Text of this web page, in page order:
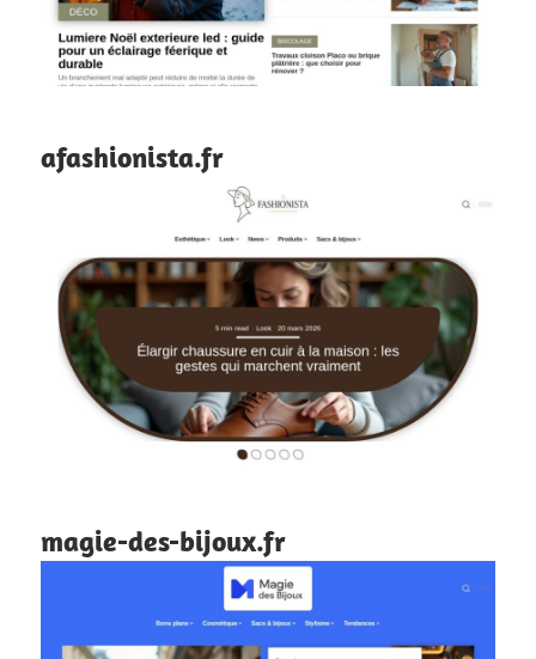
afashionista.fr
magie-des-bijoux.fr